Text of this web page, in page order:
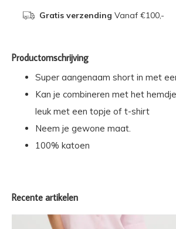
Gratis verzending Vanaf €100,-
Productomschrijving
Super aangenaam short in met
Kan je combineren met het
leuk met een topje of t-shirt
Neem je gewone maat.
100% katoen
Recente artikelen